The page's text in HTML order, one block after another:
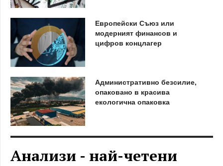
Европейски Съюз или
модерният финансов и
цифров концлагер
Административно безсилие,
опаковано в красива
екологична опаковка
Анализи - най-четени